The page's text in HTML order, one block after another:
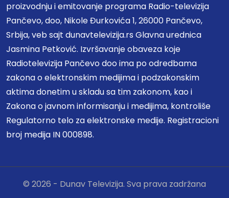
proizvodnju i emitovanje programa Radio-televizija
Pančevo, doo, Nikole Đurkovića 1, 26000 Pančevo,
Srbija, veb sajt dunavtelevizija.rs Glavna urednica
Jasmina Petković. Izvršavanje obaveza koje
Radiotelevizija Pančevo doo ima po odredbama
zakona o elektronskim medijima i podzakonskim
aktima donetim u skladu sa tim zakonom, kao i
Zakona o javnom informisanju i medijima, kontroliše
Regulatorno telo za elektronske medije. Registracioni
broj medija IN 000898.
© 2026 - Dunav Televizija. Sva prava zadržana